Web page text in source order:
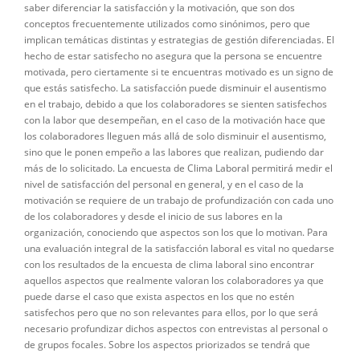
saber diferenciar la satisfacción y la motivación, que son dos
conceptos frecuentemente utilizados como sinónimos, pero que
implican temáticas distintas y estrategias de gestión diferenciadas. El
hecho de estar satisfecho no asegura que la persona se encuentre
motivada, pero ciertamente si te encuentras motivado es un signo de
que estás satisfecho. La satisfacción puede disminuir el ausentismo
en el trabajo, debido a que los colaboradores se sienten satisfechos
con la labor que desempeñan, en el caso de la motivación hace que
los colaboradores lleguen más allá de solo disminuir el ausentismo,
sino que le ponen empeño a las labores que realizan, pudiendo dar
más de lo solicitado. La encuesta de Clima Laboral permitirá medir el
nivel de satisfacción del personal en general, y en el caso de la
motivación se requiere de un trabajo de profundización con cada uno
de los colaboradores y desde el inicio de sus labores en la
organización, conociendo que aspectos son los que lo motivan. Para
una evaluación integral de la satisfacción laboral es vital no quedarse
con los resultados de la encuesta de clima laboral sino encontrar
aquellos aspectos que realmente valoran los colaboradores ya que
puede darse el caso que exista aspectos en los que no estén
satisfechos pero que no son relevantes para ellos, por lo que será
necesario profundizar dichos aspectos con entrevistas al personal o
de grupos focales. Sobre los aspectos priorizados se tendrá que